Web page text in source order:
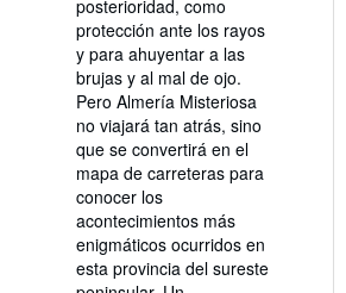
posterioridad, como
protección ante los rayos
y para ahuyentar a las
brujas y al mal de ojo.
Pero Almería Misteriosa
no viajará tan atrás, sino
que se convertirá en el
mapa de carreteras para
conocer los
acontecimientos más
enigmáticos ocurridos en
esta provincia del sureste